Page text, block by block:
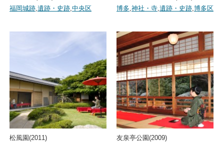
福岡城跡,遺跡・史跡,中央区
博多,神社・寺,遺跡・史跡,博多区
松風園(2011)
友泉亭公園(2009)